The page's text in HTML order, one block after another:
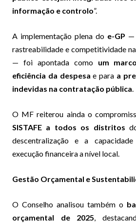
informação e controlo”.
A implementação plena do e-GP —
rastreabilidade e competitividade
— foi apontada como um
eficiência da despesa e para a
indevidas na contratação pública.
O MF reiterou ainda o
SISTAFE a todos os distritos
descentralização e a
execução financeira a nível local.
Gestão Orçamental e
O Conselho analisou também o
orçamental de 2025,